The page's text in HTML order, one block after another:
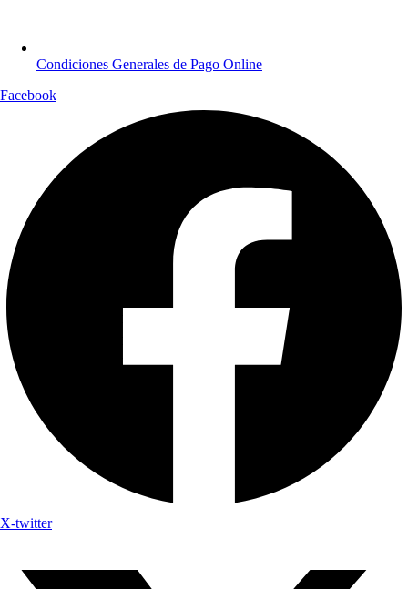
Condiciones Generales de Pago Online
Facebook
X-twitter